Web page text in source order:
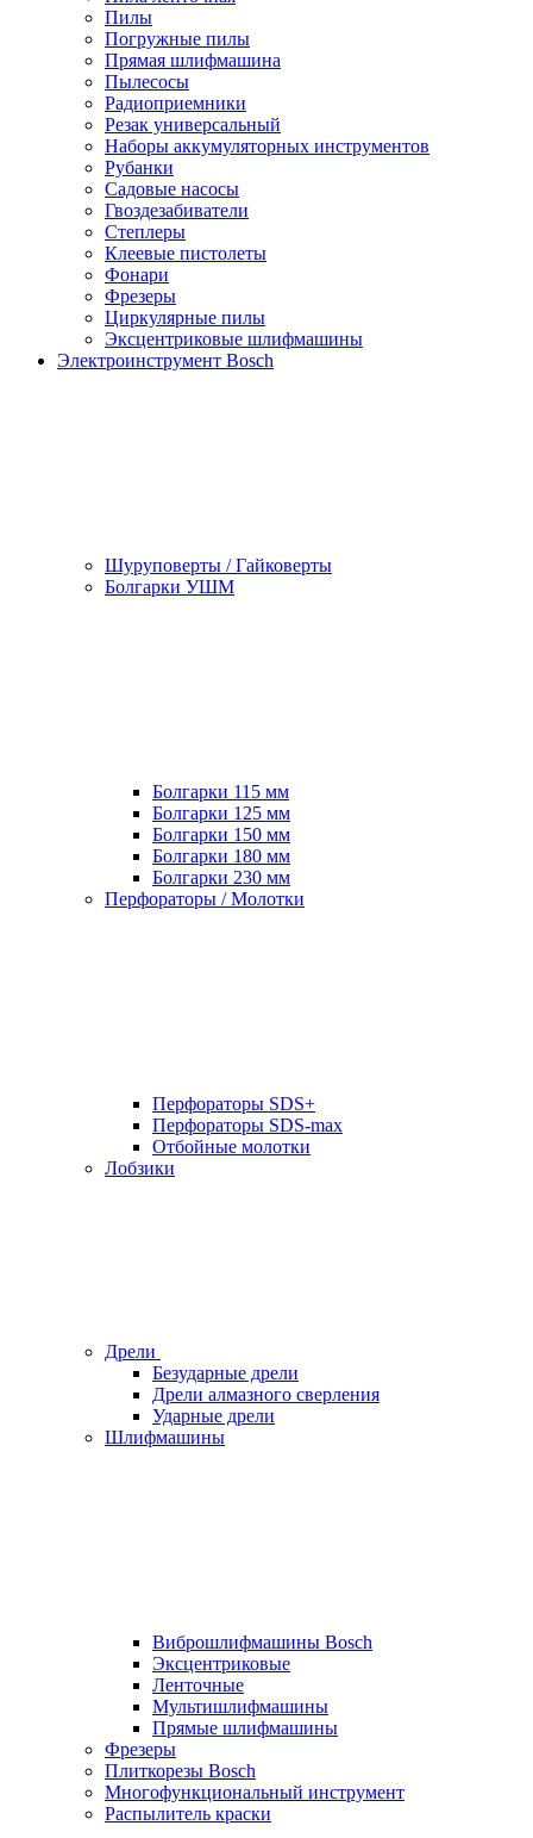
Пилы
Погружные пилы
Прямая шлифмашина
Пылесосы
Радиоприемники
Резак универсальный
Наборы аккумуляторных инструментов
Рубанки
Садовые насосы
Гвоздезабиватели
Степлеры
Клеевые пистолеты
Фонари
Фрезеры
Циркулярные пилы
Эксцентриковые шлифмашины
Электроинструмент Bosch
Шуруповерты / Гайковерты
Болгарки УШМ
Болгарки 115 мм
Болгарки 125 мм
Болгарки 150 мм
Болгарки 180 мм
Болгарки 230 мм
Перфораторы / Молотки
Перфораторы SDS+
Перфораторы SDS-max
Отбойные молотки
Лобзики
Дрели
Безударные дрели
Дрели алмазного сверления
Ударные дрели
Шлифмашины
Виброшлифмашины Bosch
Эксцентриковые
Ленточные
Мультишлифмашины
Прямые шлифмашины
Фрезеры
Плиткорезы Bosch
Многофункциональный инструмент
Распылитель краски